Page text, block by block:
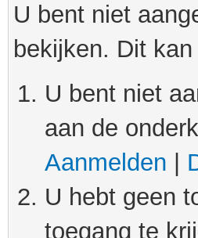
U bent niet
bekijken. Dit
U bent niet
aan de
Aanmelden
U hebt geen
toegang te